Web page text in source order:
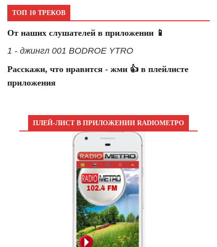
ТОП 10 ТРЕКОВ
От наших слушателей в приложении 📱
1 - джингл 001 BODROE YTRO
Расскажи, что нравится - жми 👍 в плейлисте
приложения
ПЛЕЙ-ЛИСТ В ПРИЛОЖЕНИИ RADIOМЕТРО